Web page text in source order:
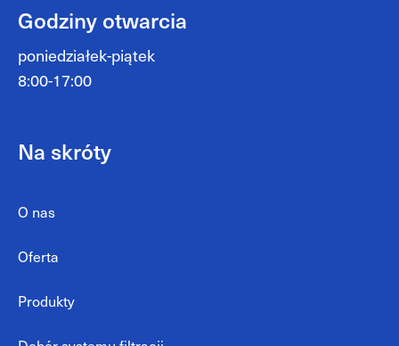
Godziny otwarcia
poniedziałek-piątek
8:00-17:00
Na skróty
O nas
Oferta
Produkty